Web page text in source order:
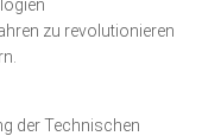
zu revolutionieren
der Technischen